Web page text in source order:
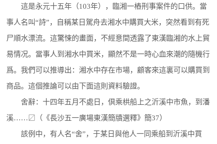
這是永元十五年（103年），臨湘一樁刑事案件的口供。當
事人名叫“詩”，自稱某日駕舟去湘水中購買大米，突然看到有死
尸順水漂流。這驚悚的畫面，不經意間透露了東漢臨湘的水上貿
易情况。當事人到湘水中買米，顯然不是一時心血來潮的隨機行
爲。我們可以推導出：湘水中存在市場，顧客來這裏可以購買到
商品。這個推論可以由下面這則資料驗證。
舍辭：十四年五月不處日，倶乘栱船上之沂溪中市魚，到潘
溪……〼（《長沙五一廣場東漢簡牘選釋》簡37）
該例中，有人名“舍”，于某日與他人一同乘船到沂溪中買